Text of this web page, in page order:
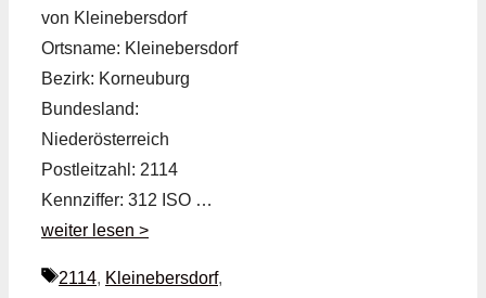
von Kleinebersdorf
Ortsname: Kleinebersdorf
Bezirk: Korneuburg
Bundesland:
Niederösterreich
Postleitzahl: 2114
Kennziffer: 312 ISO …
weiter lesen >
Schlagwörter
2114, Kleinebersdorf,